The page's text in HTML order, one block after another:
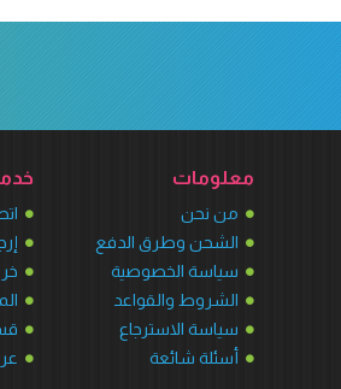
معلومات
من نحن
الشحن وطرق الدفع
سياسة الخصوصية
الشروط والقواعد
سياسة الاسترجاع
أسئلة شائعة